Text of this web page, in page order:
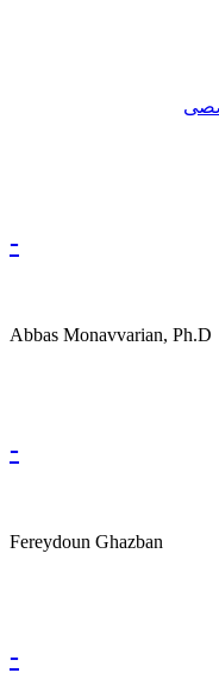
-
Abbas Monavvarian, Ph.D
-
Fereydoun Ghazban
-